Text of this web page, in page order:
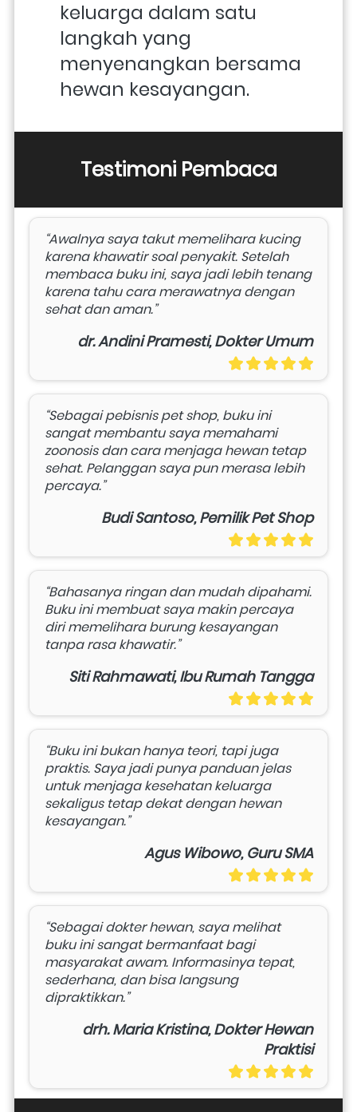
keluarga dalam satu
langkah yang
menyenangkan bersama
hewan kesayangan.
Testimoni Pembaca
“Awalnya saya takut memelihara kucing
karena khawatir soal penyakit. Setelah
membaca buku ini, saya jadi lebih tenang
karena tahu cara merawatnya dengan
sehat dan aman.”
dr. Andini Pramesti, Dokter Umum
“Sebagai pebisnis pet shop, buku ini
sangat membantu saya memahami
zoonosis dan cara menjaga hewan tetap
sehat. Pelanggan saya pun merasa lebih
percaya.”
Budi Santoso, Pemilik Pet Shop
“Bahasanya ringan dan mudah dipahami.
Buku ini membuat saya makin percaya
diri memelihara burung kesayangan
tanpa rasa khawatir.”
Siti Rahmawati, Ibu Rumah Tangga
“Buku ini bukan hanya teori, tapi juga
praktis. Saya jadi punya panduan jelas
untuk menjaga kesehatan keluarga
sekaligus tetap dekat dengan hewan
kesayangan.”
Agus Wibowo, Guru SMA
“Sebagai dokter hewan, saya melihat
buku ini sangat bermanfaat bagi
masyarakat awam. Informasinya tepat,
sederhana, dan bisa langsung
dipraktikkan.”
drh. Maria Kristina, Dokter Hewan
Praktisi